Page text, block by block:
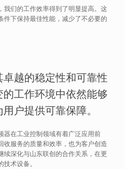
我们的工作效率得到了明显提高。这
件下保持最佳性能，减少了不必要的
越的稳定性和可靠性
工作环境中依然能够
户提供可靠保障。
器在工业控制领域有着广泛应用前
收服务的质量和效率，也为客户创造
续深化与山东联创的合作关系，在更
术设备。